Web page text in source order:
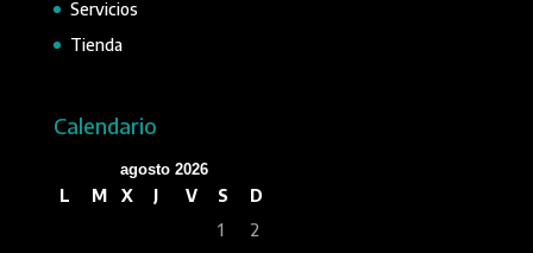
Servicios
Tienda
Calendario
agosto 2026
L M X J V S
D
1
2